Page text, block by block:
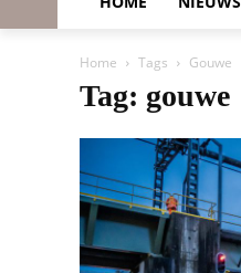
Home Tags Gouwe
Tag: gouwe